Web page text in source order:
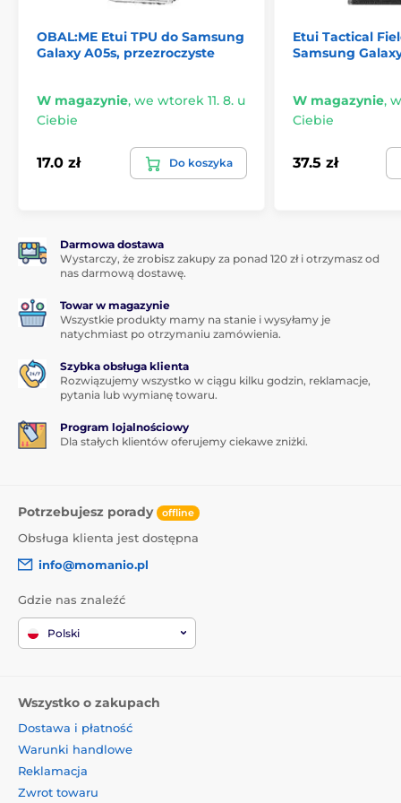
OBAL:ME Etui TPU do Samsung
Galaxy A05s, przezroczyste
W magazynie, we wtorek 11. 8. u
Ciebie
17.0 zł Do koszyka
Etui Tactical
Samsung
W magazynie,
Ciebie
37.5 zł
Darmowa dostawa
Wystarczy, że zrobisz zakupy za ponad 120 zł i otrzymasz od
nas darmową dostawę.
Towar w magazynie
Wszystkie produkty mamy na stanie i wysyłamy je
natychmiast po otrzymaniu zamówienia.
Szybka obsługa klienta
Rozwiązujemy wszystko w ciągu kilku godzin, reklamacje,
pytania lub wymianę towaru.
Program lojalnościowy
Dla stałych klientów oferujemy ciekawe zniżki.
Potrzebujesz porady offline
Obsługa klienta jest dostępna
info@momanio.pl
Gdzie nas znaleźć
Polski
Wszystko o zakupach
Dostawa i płatność
Warunki handlowe
Reklamacja
Zwrot towaru